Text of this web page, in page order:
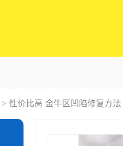
> 性价比高 金牛区凹陷修复方法